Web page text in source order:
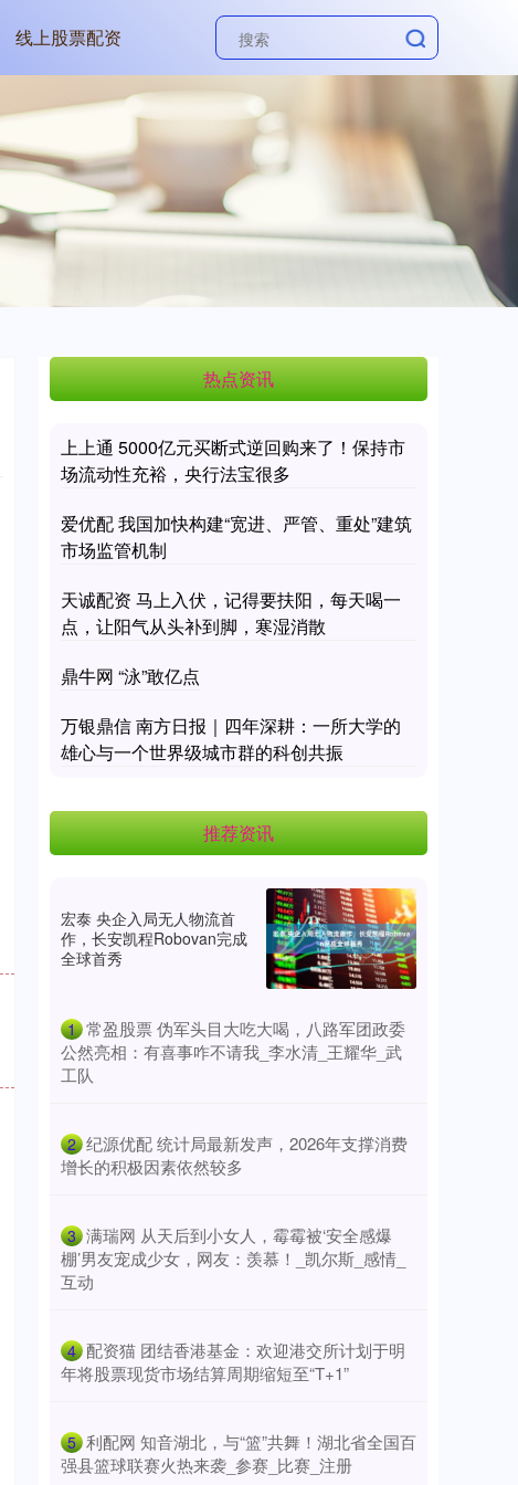
线上股票配资
热点资讯
上上通 5000亿元买断式逆回购来了！保持市
场流动性充裕，央行法宝很多
爱优配 我国加快构建“宽进、严管、重处”建筑
市场监管机制
天诚配资 马上入伏，记得要扶阳，每天喝一
点，让阳气从头补到脚，寒湿消散
鼎牛网 “泳”敢亿点
万银鼎信 南方日报｜四年深耕：一所大学的
雄心与一个世界级城市群的科创共振
推荐资讯
宏泰 央企入局无人物流首
作，长安凯程Robovan完成
全球首秀
1 ​常盈股票 伪军头目大吃大喝，八路军团政委
公然亮相：有喜事咋不请我_李水清_王耀华_武
工队
2 ​纪源优配 统计局最新发声，2026年支撑消费
增长的积极因素依然较多
3 ​满瑞网 从天后到小女人，霉霉被‘安全感爆
棚’男友宠成少女，网友：羡慕！_凯尔斯_感情_
互动
4 ​配资猫 团结香港基金：欢迎港交所计划于明
年将股票现货市场结算周期缩短至“T+1”
5 ​利配网 知音湖北，与“篮”共舞！湖北省全国百
强县篮球联赛火热来袭_参赛_比赛_注册